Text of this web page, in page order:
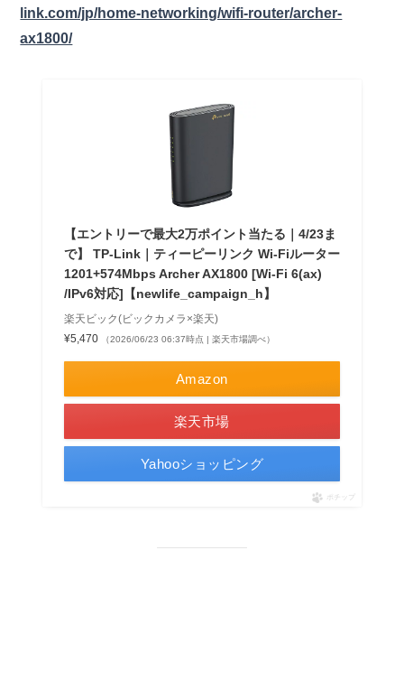
link.com/jp/home-networking/wifi-router/archer-
ax1800/
【エントリーで最大2万ポイント当たる｜4/23ま
で】 TP-Link｜ティーピーリンク Wi-Fiルーター
1201+574Mbps Archer AX1800 [Wi-Fi 6(ax)
/IPv6対応]【newlife_campaign_h】
楽天ビック(ビックカメラ×楽天)
¥5,470
（2026/06/23 06:37時点 | 楽天市場調べ）
Amazon
楽天市場
Yahooショッピング
ポチップ